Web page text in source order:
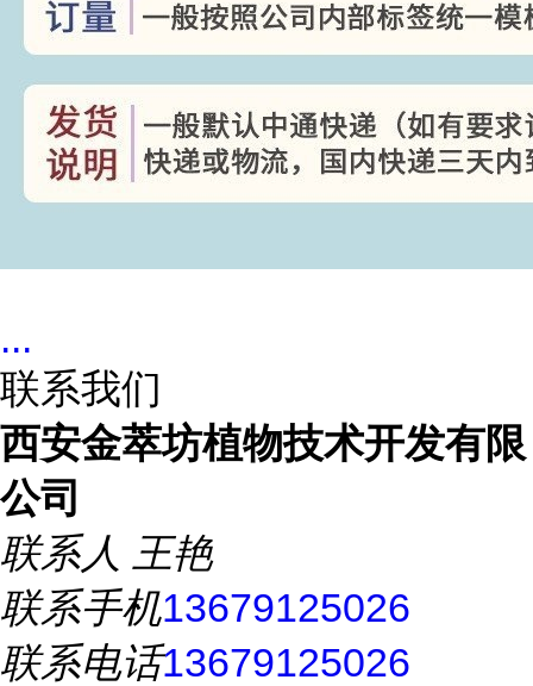
...
联系我们
西安金萃坊植物技术开发有限
公司
联系人 王艳
联系手机13679125026
联系电话13679125026